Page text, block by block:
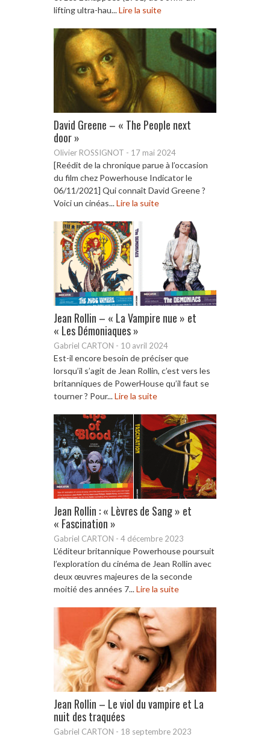
lifting ultra-hau...Lire la suite
David Greene – « The People next
door »
Olivier ROSSIGNOT - 17 mai 2024
[Reédit de la chronique parue à l’occasion
du film chez Powerhouse Indicator le
06/11/2021] Qui connaît David Greene ?
Voici un cinéas...Lire la suite
Jean Rollin – « La Vampire nue » et
« Les Démoniaques »
Gabriel CARTON - 10 avril 2024
Est-il encore besoin de préciser que
lorsqu’il s’agit de Jean Rollin, c’est vers les
britanniques de PowerHouse qu’il faut se
tourner ? Pour...Lire la suite
Jean Rollin : « Lèvres de Sang » et
« Fascination »
Gabriel CARTON - 4 décembre 2023
L’éditeur britannique Powerhouse poursuit
l’exploration du cinéma de Jean Rollin avec
deux œuvres majeures de la seconde
moitié des années 7...Lire la suite
Jean Rollin – Le viol du vampire et La
nuit des traquées
Gabriel CARTON - 18 septembre 2023